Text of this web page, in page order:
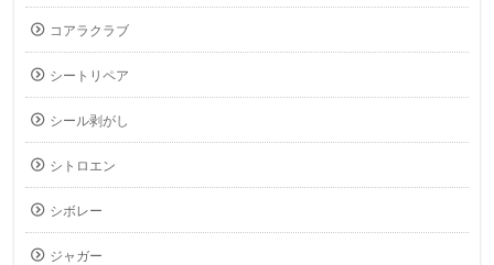
コアラクラブ
シートリペア
シール剥がし
シトロエン
シボレー
ジャガー